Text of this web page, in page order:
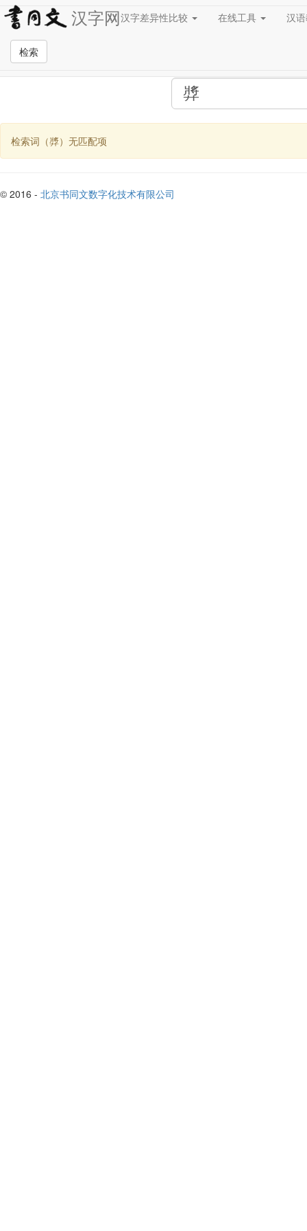
汉字网汉字差异性比较 在线工具 汉
检索
全站检索页面
检索词（㢡）无匹配项
© 2016 - 北京书同文数字化技术有限公司